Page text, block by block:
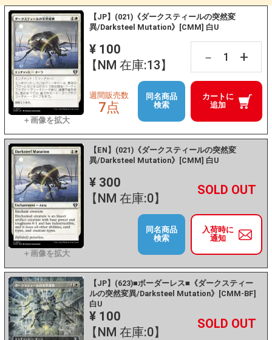
【JP】(021)《ダークスティールの突然変
異/Darksteel Mutation》[CMM] 白U
¥ 100
【NM 在庫:13】
－ +
カートに
追加
週間販売数
7点
同名商品
検索
【EN】(021)《ダークスティールの突然変
異/Darksteel Mutation》[CMM] 白U
¥ 300
【NM 在庫:0】
－ +
入荷時に
通知
同名商品
検索
【JP】(623)■ボーダーレス■《ダークスティー
ルの突然変異/Darksteel Mutation》[CMM-BF]
白U
¥ 100
【NM 在庫:0】
－ +